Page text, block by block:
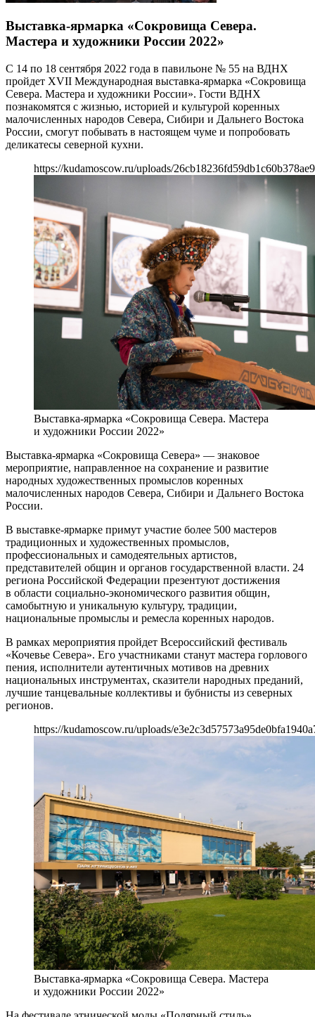
Выставка-ярмарка «Сокровища Севера.
Мастера и художники России 2022»
С 14 по 18 сентября 2022 года в павильоне № 55 на ВДНХ
пройдет XVII Международная выставка-ярмарка «Сокровища
Севера. Мастера и художники России». Гости ВДНХ
познакомятся с жизнью, историей и культурой коренных
малочисленных народов Севера, Сибири и Дальнего Востока
России, смогут побывать в настоящем чуме и попробовать
деликатесы северной кухни.
https://kudamoscow.ru/uploads/
Выставка-ярмарка «Сокровища Севера. Мастера
и художники России 2022»
Выставка-ярмарка «Сокровища Севера» — знаковое
мероприятие, направленное на сохранение и развитие
народных художественных промыслов коренных
малочисленных народов Севера, Сибири и Дальнего Востока
России.
В выставке-ярмарке примут участие более 500 мастеров
традиционных и художественных промыслов,
профессиональных и самодеятельных артистов,
представителей общин и органов государственной власти. 24
региона Российской Федерации презентуют достижения
в области социально-экономического развития общин,
самобытную и уникальную культуру, традиции,
национальные промыслы и ремесла коренных народов.
В рамках мероприятия пройдет Всероссийский фестиваль
«Кочевье Севера». Его участниками станут мастера горлового
пения, исполнители аутентичных мотивов на древних
национальных инструментах, сказители народных преданий,
лучшие танцевальные коллективы и бубнисты из северных
регионов.
https://kudamoscow.ru/uploads/
Выставка-ярмарка «Сокровища Севера. Мастера
и художники России 2022»